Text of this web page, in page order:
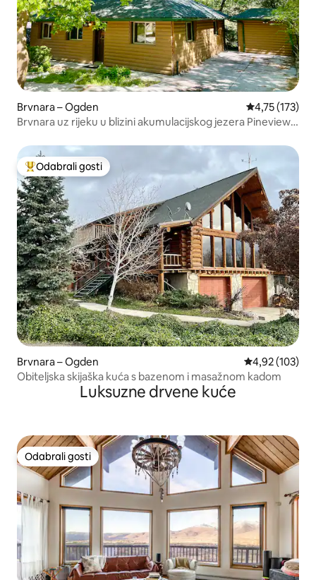
Brvnara – Ogden Prosječna
4,75 (173)
Brvnara uz rijeku u blizini akumulacijskog jezera Pineview u
Među najviše rangiranima s oznakom „Odabrali gosti”
Odabrali gosti
Brvnara – Ogden Prosječna
4,92 (103)
Obiteljska skijaška kuća s bazenom i masažnom kadom
Luksuzne drvene kuće
Odabrali gosti
Odabrali gosti